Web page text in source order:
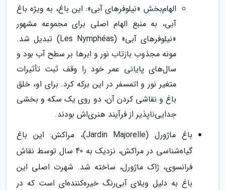
الهام‌بخش «نیلوفرهای آبی»: این باغ، به ویژه باغ
آبی، به منبع الهام اصلی برای مجموعه مشهور
«نیلوفرهای آبی» (Les Nymphéas) تبدیل شد.
مونه مجذوب بازتاب نور و ابرها بر سطح آب بود و
سال‌های پایانی عمر خود را وقف ثبت تأثیرات
متغیر نور و اتمسفر در این برکه کرد. برای او، خلق
باغ و نقاشی کردن آن، دو روی یک سکه و بخشی
جدایی‌ناپذیر از فرآیند هنری‌اش بودند.
باغ ماژورل (Jardin Majorelle)، مراکش: این باغ
گیاه‌شناسی در مراکش، نزدیک به 40 سال توسط نقاش
فرانسوی، ژاک ماژورل، ساخته شد. شهرت اصلی این
باغ به دلیل ویلای آبی‌رنگ خیره‌کننده‌ای است که در